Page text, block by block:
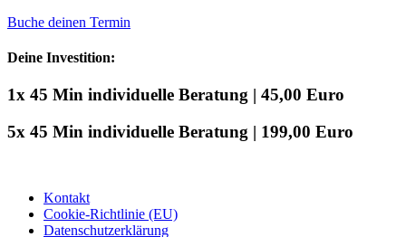
Buche deinen Termin
Deine Investition:
1x 45 Min individuelle Beratung | 45,00 Euro
5x 45 Min individuelle Beratung | 199,00 Euro
Kontakt
Cookie-Richtlinie (EU)
Datenschutzerklärung